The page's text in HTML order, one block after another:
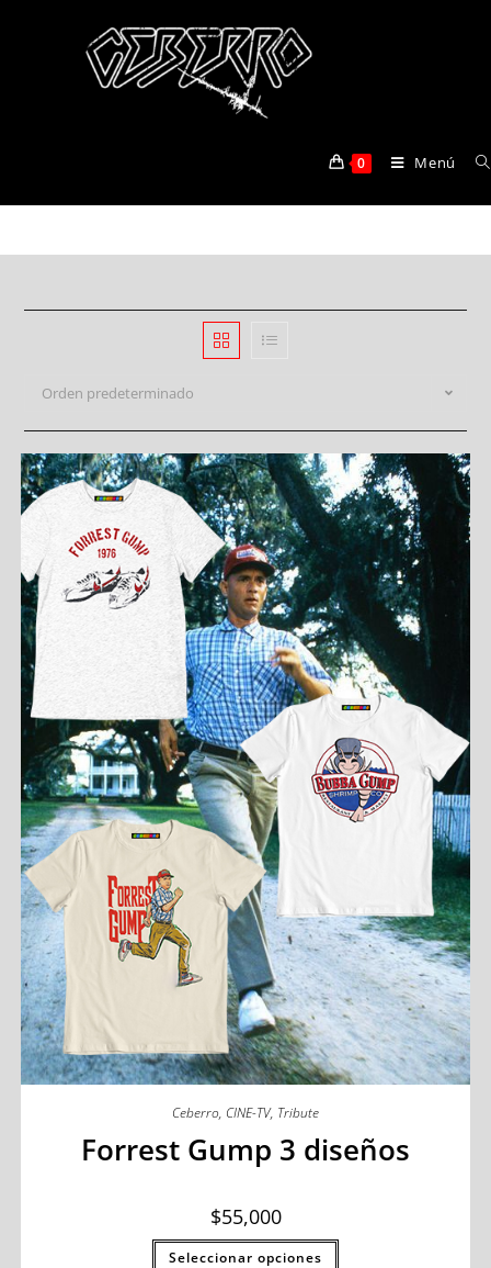
0 Menú
Orden predeterminado
Ceberro, CINE-TV, Tribute
Forrest Gump 3 diseños
$55,000
Seleccionar opciones